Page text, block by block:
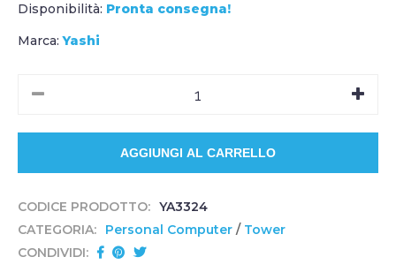
Disponibilità: Pronta consegna!
Marca:Yashi
CODICE PRODOTTO: YA3324
CATEGORIA:
Personal Computer / Tower
CONDIVIDI: